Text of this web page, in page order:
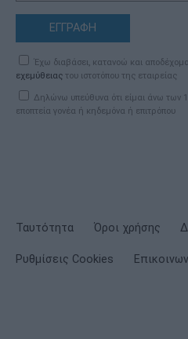
ΕΓΓΡΑΦΗ
Έχω διαβάσει, κατανοώ και
εχεμύθειας του ιστοτόπου της εταιρείας
Δηλώνω υπεύθυνα ότι είμαι άνω των
εποπτεία γονέα ή κηδεμόνα ή επιτρόπου
Ταυτότητα Όροι χρήσης
Ρυθμίσεις Cookies